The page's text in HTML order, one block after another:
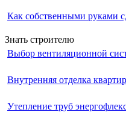
Как собственными руками
Знать строителю
Выбор вентиляционной
Внутренняя отделка
Утепление труб